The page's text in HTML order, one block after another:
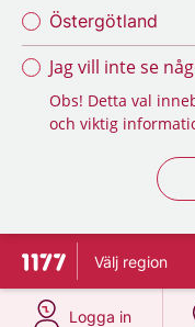
Östergötland
Jag vill inte se
Obs! Detta val
och viktig
Till startsidan för 1177
Välj region
Logga in
på 1177.se